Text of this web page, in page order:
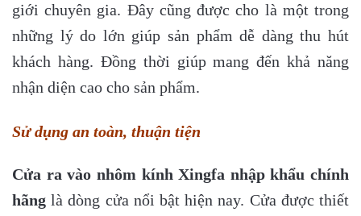
giới chuyên gia. Đây cũng được cho là một trong
những lý do lớn giúp sản phẩm dễ dàng thu hút
khách hàng. Đồng thời giúp mang đến khả năng
nhận diện cao cho sản phẩm.
Sử dụng an toàn, thuận tiện
Cửa ra vào nhôm kính Xingfa nhập khẩu chính
hãnglà dòng cửa nổi bật hiện nay. Cửa được thiết